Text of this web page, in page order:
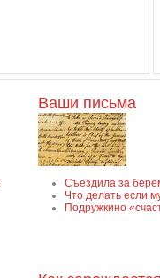
Ваши письма
Съездила за
Что делать если
Подружкино